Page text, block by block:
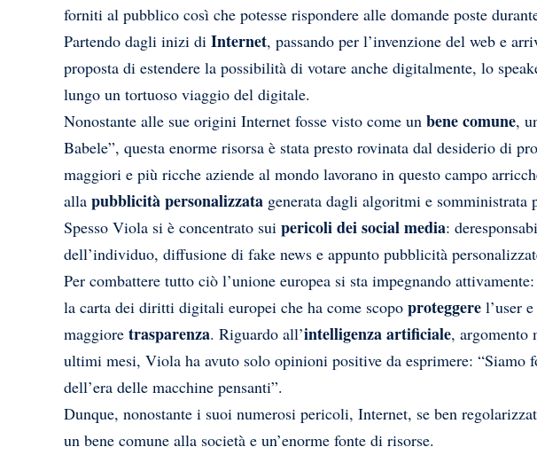
forniti al pubblico così che potesse rispondere alle domande poste
Partendo dagli inizi di Internet, passando per l’invenzione del web e
proposta di estendere la possibilità di votare anche digitalmente, lo
lungo un tortuoso viaggio del digitale.
Nonostante alle sue origini Internet fosse visto come un bene comune,
Babele”, questa enorme risorsa è stata presto rovinata dal desiderio di
maggiori e più ricche aziende al mondo lavorano in questo campo
alla pubblicità personalizzata generata dagli algoritmi e somministrata
Spesso Viola si è concentrato sui pericoli dei social media:
dell’individuo, diffusione di fake news e appunto pubblicità
Per combattere tutto ciò l’unione europea si sta impegnando
la carta dei diritti digitali europei che ha come scopo proteggere l’user
maggiore trasparenza. Riguardo all’intelligenza artificiale, argomento
ultimi mesi, Viola ha avuto solo opinioni positive da esprimere: “Siamo
dell’era delle macchine pensanti”.
Dunque, nonostante i suoi numerosi pericoli, Internet, se ben
un bene comune alla società e un’enorme fonte di risorse.